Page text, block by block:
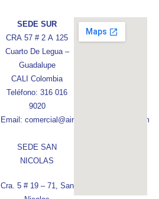
SEDE SUR
CRA 57 # 2 A 125
Cuarto De Legua –
Guadalupe
CALI Colombia
Teléfono: 316 016
9020
Email: comercial@aireconfortcolombia.com
SEDE SAN
NICOLAS
Cra. 5 # 19 – 71, San